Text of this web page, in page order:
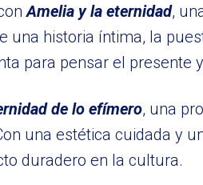
Amelia y la eternidad,
una historia íntima, la
para pensar el presente
de lo efímero, una
una estética cuidada y
duradero en la cultura.